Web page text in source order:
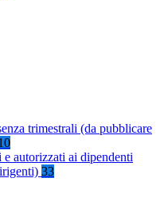
trimestrali (da pubblicare
autorizzati ai dipendenti
33